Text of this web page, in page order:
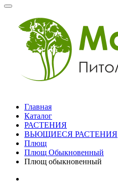
Главная
Каталог
РАСТЕНИЯ
ВЬЮЩИЕСЯ РАСТЕНИЯ
Плющ
Плющ Обыкновенный
Плющ обыкновенный